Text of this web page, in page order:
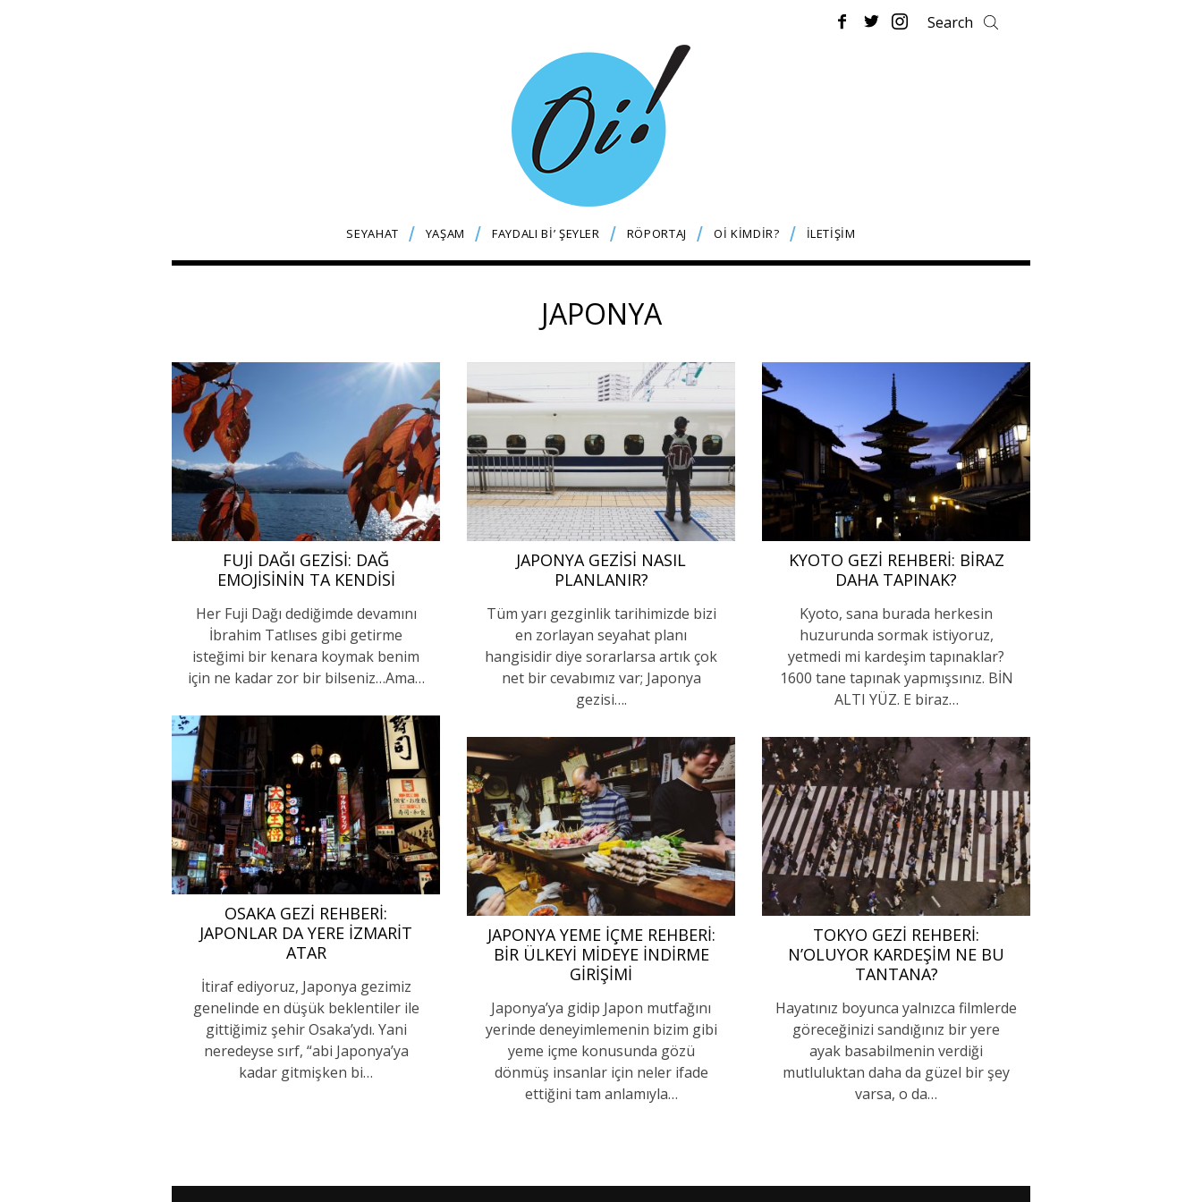
SEYAHAT YAŞAM FAYDALI Bİ’ ŞEYLER RÖPORTAJ Oİ KİMDİR? İLETİŞİM
JAPONYA
FUJI DAĞI GEZISI: DAĞ
EMOJISININ TA KENDISI
Her Fuji Dağı dediğimde devamını
İbrahim Tatlıses gibi getirme
isteğimi bir kenara koymak benim
için ne kadar zor bir bilseniz…Ama…
JAPONYA GEZISI NASIL
PLANLANIR?
Tüm yarı gezginlik tarihimizde bizi
en zorlayan seyahat planı
hangisidir diye sorarlarsa artık çok
net bir cevabımız var; Japonya
gezisi….
KYOTO GEZI REHBERI: BIRAZ
DAHA TAPINAK?
Kyoto, sana burada herkesin
huzurunda sormak istiyoruz,
yetmedi mi kardeşim tapınaklar?
1600 tane tapınak yapmışsınız. BİN
ALTI YÜZ. E biraz…
OSAKA GEZI REHBERI:
JAPONLAR DA YERE İZMARIT
ATAR
İtiraf ediyoruz, Japonya gezimiz
genelinde en düşük beklentiler ile
gittiğimiz şehir Osaka’ydı. Yani
neredeyse sırf, “abi Japonya’ya
kadar gitmişken bi…
JAPONYA YEME İÇME REHBERI:
BIR ÜLKEYI MIDEYE İNDIRME
GIRIŞIMI
Japonya’ya gidip Japon mutfağını
yerinde deneyimlemenin bizim gibi
yeme içme konusunda gözü
dönmüş insanlar için neler ifade
ettiğini tam anlamıyla…
TOKYO GEZI REHBERI:
N’OLUYOR KARDEŞIM NE BU
TANTANA?
Hayatınız boyunca yalnızca filmlerde
göreceğinizi sandığınız bir yere
ayak basabilmenin verdiği
mutluluktan daha da güzel bir şey
varsa, o da…